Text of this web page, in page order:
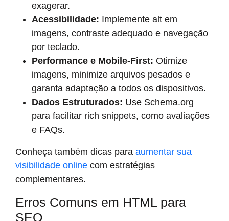
exagerar.
Acessibilidade: Implemente alt em
imagens, contraste adequado e navegação
por teclado.
Performance e Mobile-First: Otimize
imagens, minimize arquivos pesados e
garanta adaptação a todos os dispositivos.
Dados Estruturados: Use Schema.org
para facilitar rich snippets, como avaliações
e FAQs.
Conheça também dicas para aumentar sua
visibilidade online com estratégias
complementares.
Erros Comuns em HTML para
SEO